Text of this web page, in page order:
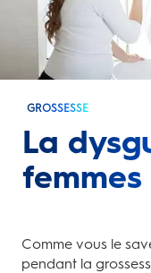
GROSSESSE
La
Comme vous le
pendant la